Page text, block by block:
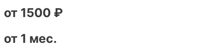
от 1500 ₽
от 1 мес.